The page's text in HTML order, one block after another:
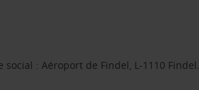
: Aéroport de Findel, L-1110 Findel.